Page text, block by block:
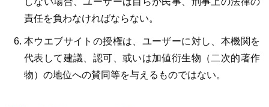
責任を負わなければならない。
本ウエブサイトの授権は、ユーザーに対し、本機関を
代表して建議、認可、或いは加値衍生物（二次的著作
物）の地位への賛同等を与えるものではない。